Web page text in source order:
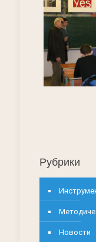
Рубрики
Новости